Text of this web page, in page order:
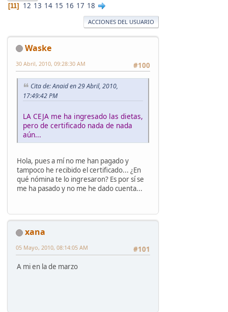
11 12 13 14 15 16 17 18
ACCIONES DEL USUARIO
Waske
#100
30 Abril, 2010, 09:28:30 AM
Cita de: Anaid en 29 Abril, 2010,
17:49:42 PM
LA CEJA me ha ingresado las dietas,
pero de certificado nada de nada
aún...
Hola, pues a mí no me han pagado y
tampoco he recibido el certificado... ¿En
qué nómina te lo ingresaron? Es por sí se
me ha pasado y no me he dado cuenta...
xana
#101
05 Mayo, 2010, 08:14:05 AM
A mi en la de marzo